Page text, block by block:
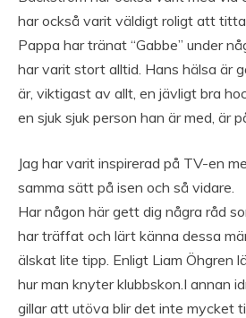
har också varit väldigt roligt att
Pappa har tränat “Gabbe” under
har varit stort alltid. Hans hälsa är
är, viktigast av allt, en jävligt bra
en sjuk sjuk person han är med, är
Jag har varit inspirerad på TV-en
samma sätt på isen och så vidare.
Har någon här gett dig några råd
har träffat och lärt känna dessa
älskat lite tipp. Enligt Liam Öhgren
hur man knyter klubbskon.I annan
gillar att utöva blir det inte mycket